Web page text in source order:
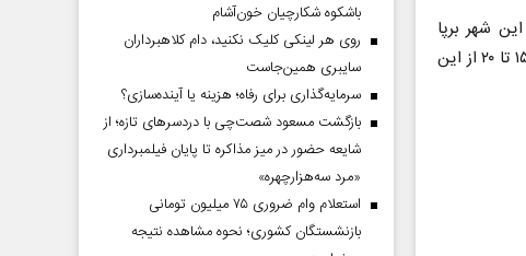
خانه حصیر این شهر برپا
خواهد بود و علاقه‌مندان می‌توانند صبح‌ها از ساعت ۹ تا ۱۳و عصرها از ساعت ۱۵ تا ۲۰ از این
باشکوه شکارچیان خون‌آشام
روی هر لینکی کلیک نکنید، دام کلاهبرداران
سایبری همین‌جاست
سرمایه‌گذاری برای رفاه؛ هزینه یا آینده‌سازی؟
بازگشت مسعود شصت‌چی با دردسر‌های تازه؛ از
شایعه حضور در میز مذاکره تا پایان فیلمبرداری
«مرد سه‌هزارچهره»
استعلام وام ضروری ۷۵ میلیون تومانی
بازنشستگان کشوری؛ نحوه مشاهده نتیجه